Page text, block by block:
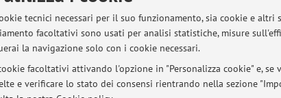
tecnici necessari per il suo funzionamento, sia cookie e
facoltativi sono usati per analisi statistiche, misure
la navigazione solo con i cookie necessari.
facoltativi attivando l'opzione in "Personalizza cookie" e,
e verificare lo stato dei consensi rientrando nella sezione